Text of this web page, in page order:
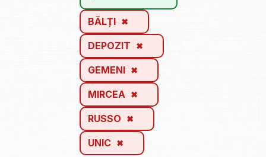
BĂLȚI
DEPOZIT
GEMENI
MIRCEA
RUSSO
UNIC